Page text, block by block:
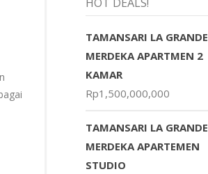
TAMANSARI LA GRANDE
MERDEKA APARTMEN 2
KAMAR
Rp1,500,000,000
TAMANSARI LA GRANDE
MERDEKA APARTEMEN
STUDIO